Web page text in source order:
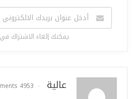
يمكنك إلغاء الاشتراك
عالية 4953 Posts